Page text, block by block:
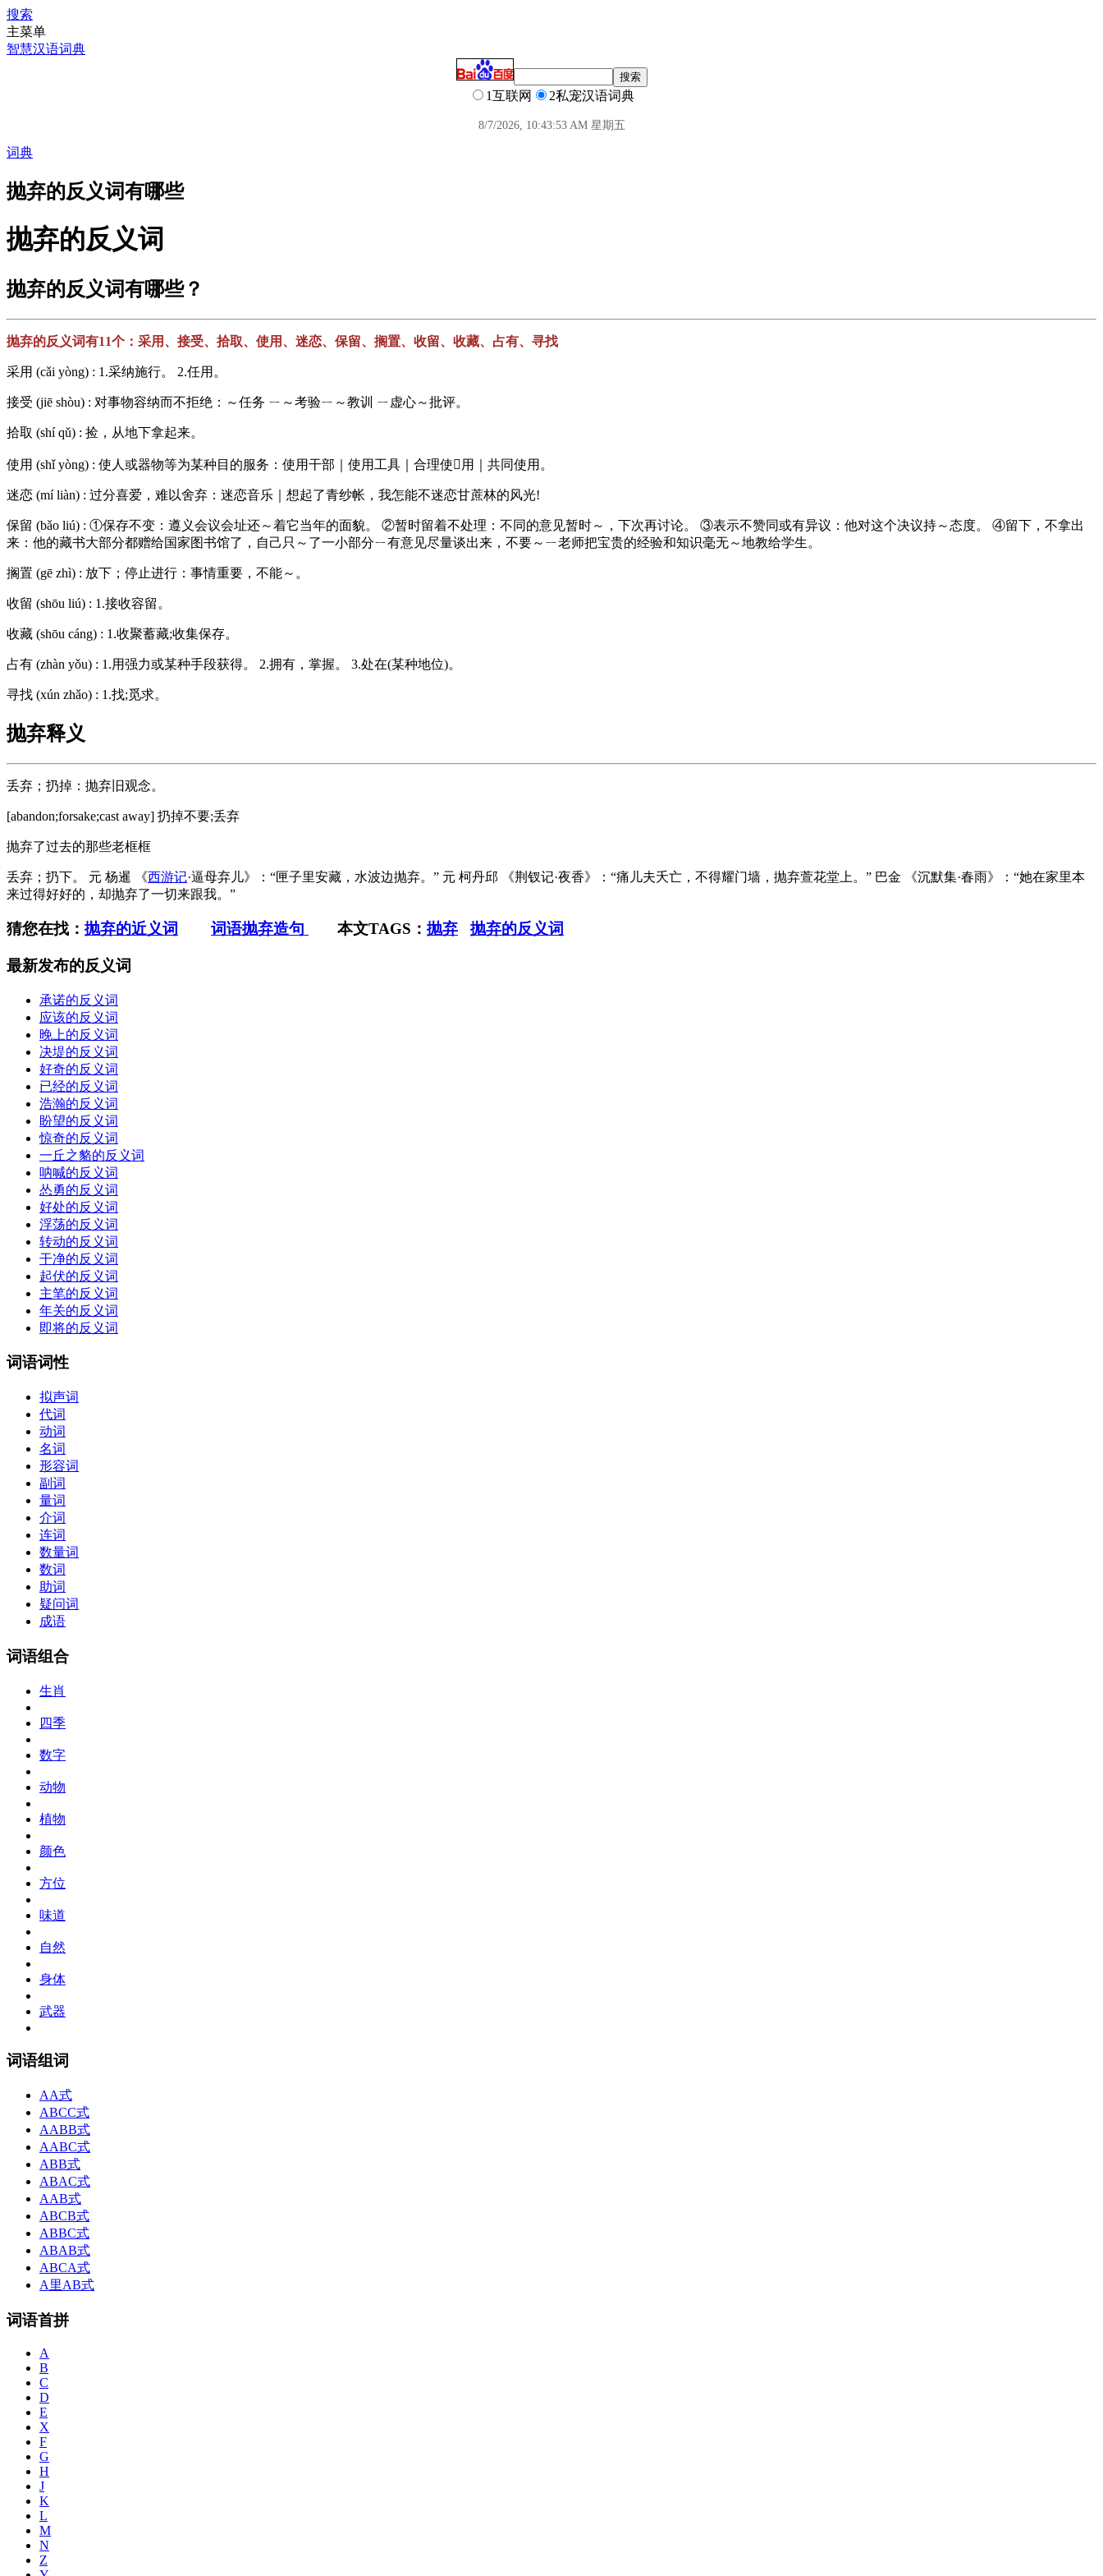
搜索
主菜单
智慧汉语词典
1互联网 2私宠汉语词典
8/7/2026, 10:43:54 AM 星期五
词典
抛弃的反义词有哪些
抛弃的反义词
抛弃的反义词有哪些？
抛弃的反义词有11个：采用、接受、拾取、使用、迷恋、保留、搁置、收留、收藏、占有、寻找
采用 (cǎi yòng) : 1.采纳施行。 2.任用。
接受 (jiē shòu) : 对事物容纳而不拒绝：～任务 ㄧ～考验ㄧ～教训 ㄧ虚心～批评。
拾取 (shí qǔ) : 捡，从地下拿起来。
使用 (shǐ yòng) : 使人或器物等为某种目的服务：使用干部｜使用工具｜合理使用｜共同使用。
迷恋 (mí liàn) : 过分喜爱，难以舍弃：迷恋音乐｜想起了青纱帐，我怎能不迷恋甘蔗林的风光!
保留 (bǎo liú) : ①保存不变：遵义会议会址还～着它当年的面貌。 ②暂时留着不处理：不同的意见暂时～，下次再讨论。 ③表示不赞同或有异议：他对这个决议持～态度。 ④留下，不拿出
来：他的藏书大部分都赠给国家图书馆了，自己只～了一小部分ㄧ有意见尽量谈出来，不要～ㄧ老师把宝贵的经验和知识毫无～地教给学生。
搁置 (gē zhì) : 放下；停止进行：事情重要，不能～。
收留 (shōu liú) : 1.接收容留。
收藏 (shōu cáng) : 1.收聚蓄藏;收集保存。
占有 (zhàn yǒu) : 1.用强力或某种手段获得。 2.拥有，掌握。 3.处在(某种地位)。
寻找 (xún zhǎo) : 1.找;觅求。
抛弃释义
丢弃；扔掉：抛弃旧观念。
[abandon;forsake;cast away] 扔掉不要;丢弃
抛弃了过去的那些老框框
丢弃；扔下。 元 杨暹 《西游记·逼母弃儿》：“匣子里安藏，水波边抛弃。” 元 柯丹邱 《荆钗记·夜香》：“痛儿夫夭亡，不得耀门墙，抛弃萱花堂上。” 巴金 《沉默集·春雨》：“她在家里本
来过得好好的，却抛弃了一切来跟我。”
猜您在找： 抛弃的近义词 词语抛弃造句 本文TAGS： 抛弃 抛弃的反义词
最新发布的反义词
承诺的反义词
应该的反义词
晚上的反义词
决堤的反义词
好奇的反义词
已经的反义词
浩瀚的反义词
盼望的反义词
惊奇的反义词
一丘之貉的反义词
呐喊的反义词
怂勇的反义词
好处的反义词
浮荡的反义词
转动的反义词
干净的反义词
起伏的反义词
主笔的反义词
年关的反义词
即将的反义词
词语词性
拟声词
代词
动词
名词
形容词
副词
量词
介词
连词
数量词
数词
助词
疑问词
成语
词语组合
生肖
四季
数字
动物
植物
颜色
方位
味道
自然
身体
武器
词语组词
AA式
ABCC式
AABB式
AABC式
ABB式
ABAC式
AAB式
ABCB式
ABBC式
ABAB式
ABCA式
A里AB式
词语首拼
A
B
C
D
E
X
F
G
H
J
K
L
M
N
Z